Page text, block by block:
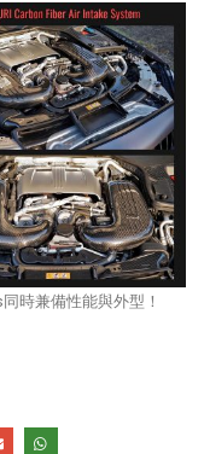
時兼備性能與外型！